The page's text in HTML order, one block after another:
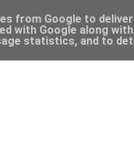
from Google to
with Google along
statistics, and to